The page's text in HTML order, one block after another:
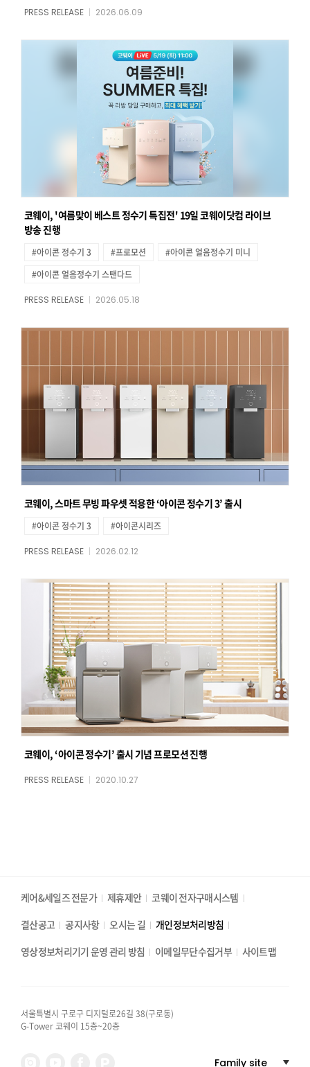
PRESS RELEASE 2026.06.09
코웨이, '여름맞이 베스트 정수기 특집전' 19일 코웨이닷컴 라이브
방송 진행
#아이콘 정수기 3 #프로모션
#아이콘 얼음정수기 미니
#아이콘 얼음정수기 스탠다드
PRESS RELEASE 2026.05.18
코웨이, 스마트 무빙 파우셋 적용한 ‘아이콘 정수기 3’ 출시
#아이콘 정수기 3 #아이콘시리즈
PRESS RELEASE 2026.02.12
코웨이, ‘아이콘 정수기’ 출시 기념 프로모션 진행
PRESS RELEASE 2020.10.27
케어&세일즈 전문가 제휴제안
코웨이 전자구매시스템
결산공고
공지사항 오시는 길
개인정보처리방침
영상정보처리기기 운영 관리 방침
이메일무단수집거부 사이트맵
서울특별시 구로구 디지털로26길 38(구로동)
G-Tower 코웨이 15층~20층